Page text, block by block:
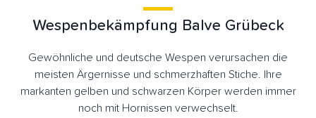
Wespenbekämpfung Balve Grübeck
Gewöhnliche und deutsche Wespen verursachen die
meisten Ärgernisse und schmerzhaften Stiche. Ihre
markanten gelben und schwarzen Körper werden immer
noch mit Hornissen verwechselt.